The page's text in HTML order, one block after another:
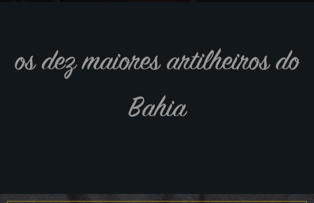
os dez maiores artilheiros do
Bahia